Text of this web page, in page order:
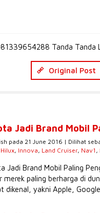
Tanda Tanda
Original Post
Jadi Brand Mobil
pada 21 June 2016 | Dilihat
Hilux, Innova, Land Cruiser, Nav1 ,
Jadi Brand Mobil Paling
merek paling berharga di
dikenal, yakni Apple,